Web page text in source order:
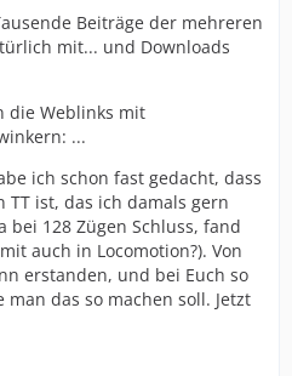
Beiträge der mehreren
mit... und Downloads
die Weblinks mit
...
ich schon fast gedacht, dass
ist, das ich damals gern
128 Zügen Schluss, fand
auch in Locomotion?). Von
erstanden, und bei Euch so
das so machen soll. Jetzt